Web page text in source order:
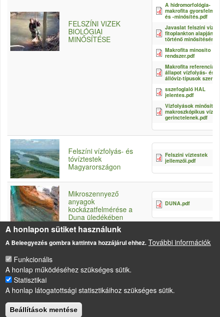
FELSZÍNI VIZEK
BIOLÓGIAI
MINŐSÍTÉSE
A hidromorfológia-
makrofita
és -minősítés.pdf
Javaslat felszíni vizek
fitoplankton alapján
történő
Makrofita minosito
rendszer.pdf
Makrofita referencia
állapot vízfolyás- és
állóvíz-típusok
sszefoglaló HAL
jelentes.pdf
Vízfolyások
makroszkópikus vízi
gerinctelenek.pdf
Felszíni vízfolyás- és
tóvíztestek
Magyarországon
Felszíni víztestek
jellemzői.pdf
Mikroszennyező
anyagok
kockázatfelmérése a
Duna üledékében
DUNA.pdf
LÁBLÉC
Impresszum
A honlapon sütiket használunk
A Beleegyezés gombra kattintva hozzájárul ehhez. További információk
Funkcionális
A honlap működéséhez szükséges sütik.
Statisztikai
A honlap látogatottsági statisztikáihoz szükséges sütik.
Beállítások mentése